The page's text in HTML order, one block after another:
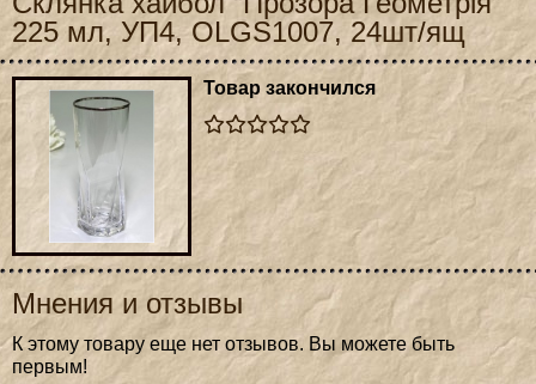
225 мл, УП4, OLGS1007, 24шт/ящ
Товар закончился
Мнения и отзывы
К этому товару еще нет отзывов. Вы можете быть
первым!